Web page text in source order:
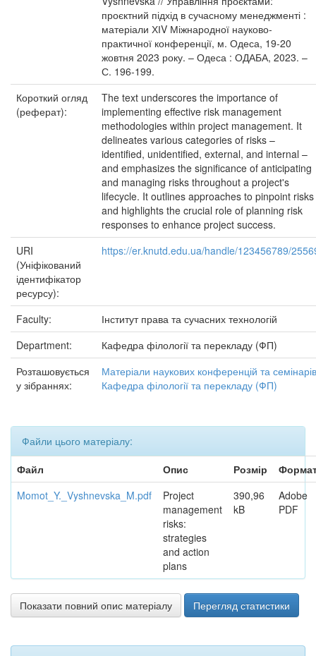
проєктний підхід в сучасному менеджменті :
матеріали ХІV Міжнародної науково-
практичної конференції, м. Одеса, 19-20
жовтня 2023 року. – Одеса : ОДАБА, 2023. –
С. 196-199.
Короткий огляд
(реферат):
The text underscores the importance of
implementing effective risk management
methodologies within project management. It
delineates various categories of risks –
identified, unidentified, external, and internal –
and emphasizes the significance of anticipating
and managing risks throughout a project's
lifecycle. It outlines approaches to pinpoint risks
and highlights the crucial role of planning risk
responses to enhance project success.
URI
(Уніфікований
ідентифікатор
ресурсу):
https://er.knutd.edu.ua/handle/123456789/
Faculty:
Інститут права та сучасних технологій
Department:
Кафедра філології та перекладу (ФП)
Розташовується
у зібраннях:
Матеріали наукових конференцій та семінарів
Кафедра філології та перекладу (ФП)
Файли цього матеріалу:
Файл
Опис Розмір
Momot_Y._Vyshnevska_M.pdf
Project
management
risks:
strategies
and action
plans
390,96
kB
Adobe
PDF
Показати повний опис матеріалу Перегляд статистики